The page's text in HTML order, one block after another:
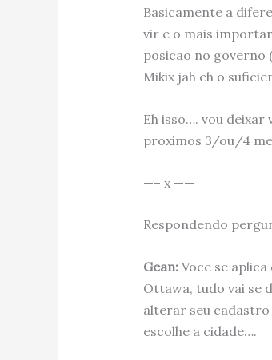
Basicamente a
vir e o mais
posicao no governo
Mikix jah eh o
Eh isso…. vou deixar
proximos 3/ou/4
—– x ——
Respondendo
Gean:Voce se
Ottawa, tudo vai se
alterar seu
escolhe a cidade….